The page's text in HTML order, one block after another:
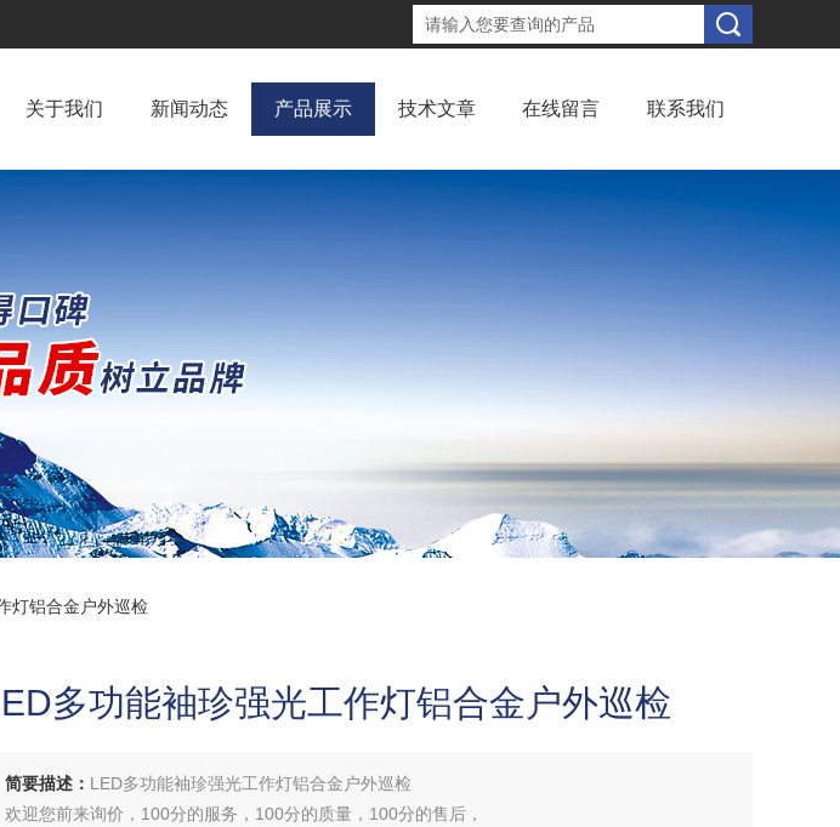
关于我们 新闻动态 产品展示 技术文章 在线留言 联系我们
灯铝合金户外巡检
多功能袖珍强光工作灯铝合金户外巡检
简要描述： LED多功能袖珍强光工作灯铝合金户外巡检
欢迎您前来询价，100分的服务，100分的质量，100分的售后，